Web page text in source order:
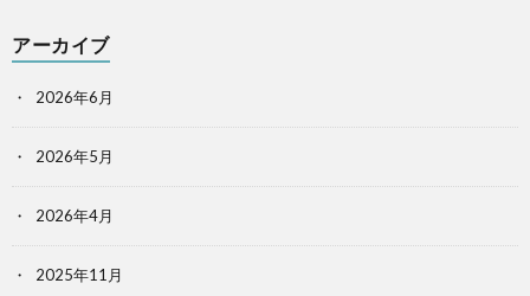
アーカイブ
2026年6月
2026年5月
2026年4月
2025年11月